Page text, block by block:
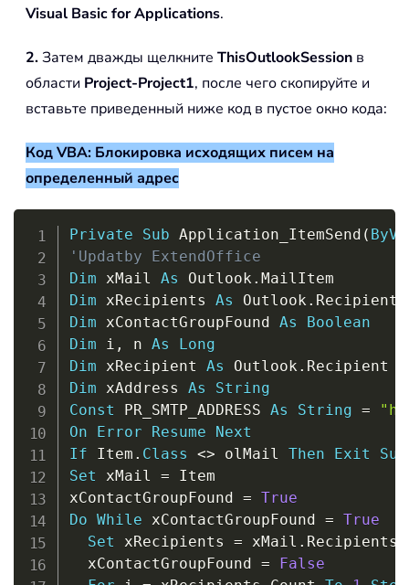
Visual Basic for Applications.
2.Затем дважды щелкните ThisOutlookSession в
области Project-Project1, после чего скопируйте и
вставьте приведенный ниже код в пустое окно кода:
Код VBA: Блокировка исходящих писем на
определенный адрес
Private Sub Application_ItemSend (
'Updatby ExtendOffice
Dim xMail As Outlook .
Dim xRecipients As Outlook .
Dim xContactGroupFound As
Boolean
Dim i , n As
Long
Dim xRecipient As Outlook .
Dim xAddress As
String
Const PR_SMTP_ADDRESS As String =
On
Error Resume
Next
If Item . Class <> olMail Then Exit
Sub
Set xMail = Item
xContactGroupFound = True
Do While xContactGroupFound = True
Set xRecipients = xMail . Recipients
  xContactGroupFound
=
False
Copy